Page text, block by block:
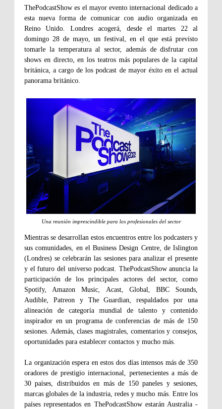
ThePodcastShow es el mayor evento internacional dedicado a
esta nueva forma de comunicar con audio organizada en
Reino Unido. Londres acogerá, desde el martes 22 al
domingo 28 de mayo, un festival, en el que está previsto
tomarle la temperatura al sector, además de disfrutar con
shows en directo, en los teatros más populares de la capital
británica, a cargo de los podcast de mayor éxito en el actual
panorama británico.
Una reunión imprescindible para los profesionales del sector
Mientras se desarrollan estos encuentros entre los podcasters y
sus comunidades, en el Business Design Centre, de Islington
(Londres) se celebrarán las sesiones para analizar el presente
y el futuro del universo podcast. ThePodcastShow anuncia la
participación de los principales actores del sector, como
Spotify, Amazon Music, Acast, Global, BBC Sounds,
Audible, Patreon y The Guardian, respaldados por una
alineación de categoría mundial de talento y contenido
inspirador en un programa de conferencias de más de 150
sesiones. Además, clases magistrales, comentarios y consejos,
oportunidades para establecer contactos y mucho más.
La organización espera en estos dos días intensos más de 350
oradores de prestigio internacional, pertenecientes a más de
30 países, distribuidos en más de 150 paneles y sesiones,
marcas globales de la industria, redes y mucho más. Entre los
países representados en ThePodcastShow estarán Australia -